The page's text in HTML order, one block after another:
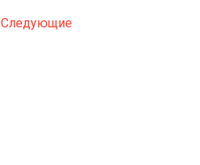
Следующие